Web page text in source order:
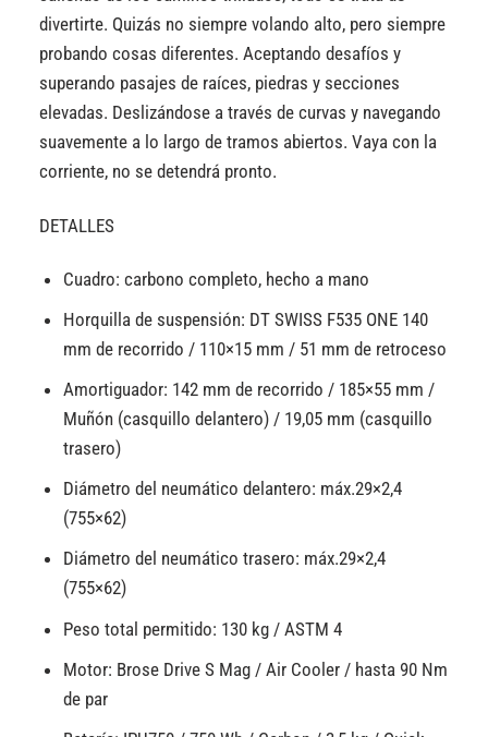
divertirte. Quizás no siempre volando alto, pero siempre
probando cosas diferentes. Aceptando desafíos y
superando pasajes de raíces, piedras y secciones
elevadas. Deslizándose a través de curvas y navegando
suavemente a lo largo de tramos abiertos. Vaya con la
corriente, no se detendrá pronto.
DETALLES
Cuadro: carbono completo, hecho a mano
Horquilla de suspensión: DT SWISS F535 ONE 140
mm de recorrido / 110×15 mm / 51 mm de retroceso
Amortiguador: 142 mm de recorrido / 185×55 mm /
Muñón (casquillo delantero) / 19,05 mm (casquillo
trasero)
Diámetro del neumático delantero: máx.29×2,4
(755×62)
Diámetro del neumático trasero: máx.29×2,4
(755×62)
Peso total permitido: 130 kg / ASTM 4
Motor: Brose Drive S Mag / Air Cooler / hasta 90 Nm
de par